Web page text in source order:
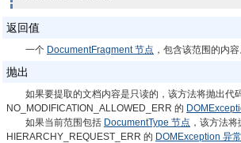
返回值
一个 DocumentFragment 节点 ，包含该范围的内容
抛出
如果要提取的文档内容是只读的，该方法将抛出代
NO_MODIFICATION_ALLOWED_ERR 的
如果当前范围包括 DocumentType 节点 ，该方法
HIERARCHY_REQUEST_ERR 的 DOMException 异常